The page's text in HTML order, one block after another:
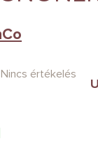
Nincs értékelés